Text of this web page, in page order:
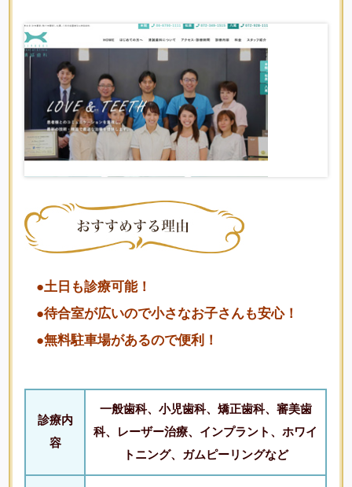
●土日も診療可能！
●待合室が広いので小さなお子さんも安心！
●無料駐車場があるので便利！
診療内
容
一般歯科、小児歯科、矯正歯科、審美歯
科、レーザー治療、インプラント、ホワイ
トニング、ガムピーリングなど